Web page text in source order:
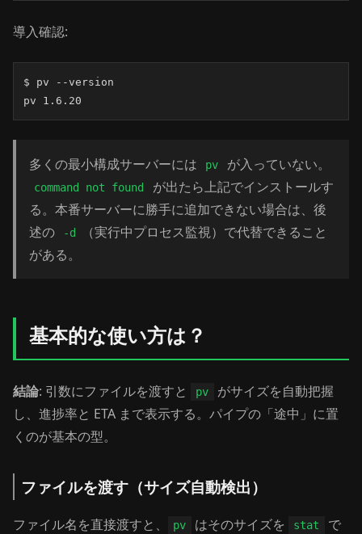
導入確認:
$ pv --version
pv 1.6.20
多くの最小構成サーバーには pv が入っていない。
command not found
が出たら上記でインストールす
る。本番サーバーに勝手に追加できない場合は、後
述の
-d
（実行中プロセス監視）で代替できること
がある。
基本的な使い方は？
結論: 引数にファイルを渡すと pv
がサイズを自動把握
し、進捗率と ETA まで表示する。パイプの「途中」に置
くのが基本の型。
ファイルを渡す（サイズ自動検出）
ファイル名を直接渡すと、 pv はそのサイズを stat で